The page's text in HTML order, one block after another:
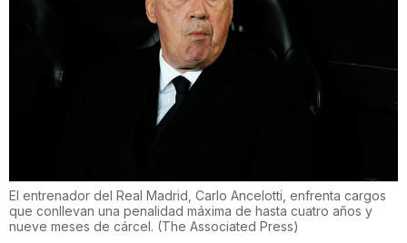
El entrenador del Real Madrid, Carlo Ancelotti, enfrenta cargos
que conllevan una penalidad máxima de hasta cuatro años y
nueve meses de cárcel. (The Associated Press)